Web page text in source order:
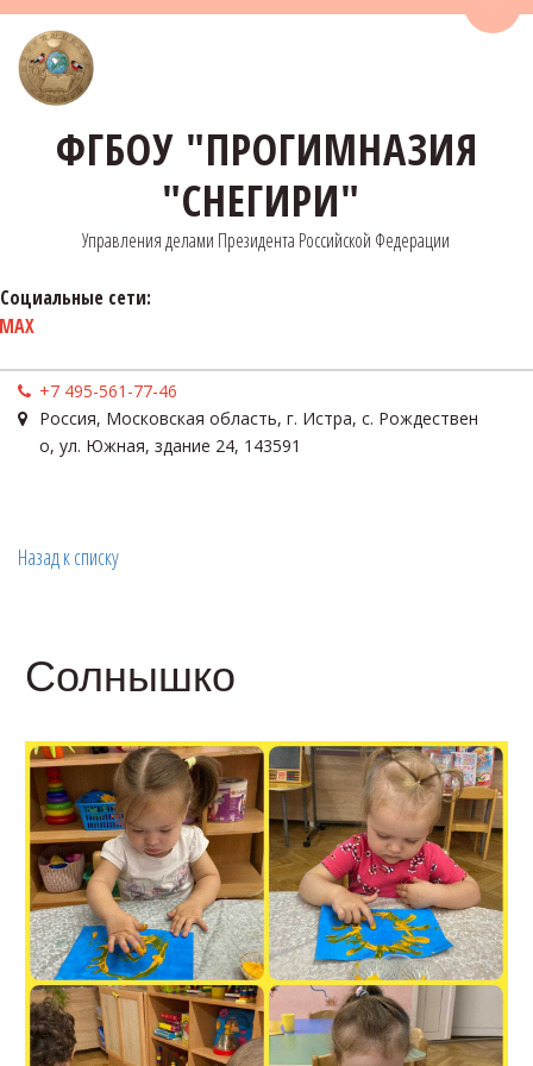
ФГБОУ "ПРОГИМНАЗИЯ
"СНЕГИРИ"
Управления делами Президента Российской Федерации
Социальные сети:
MAX
+7 495-561-77-46
Россия, Московская область, г. Истра, с. Рождествен
о, ул. Южная, здание 24, 143591
Назад к списку
Солнышко